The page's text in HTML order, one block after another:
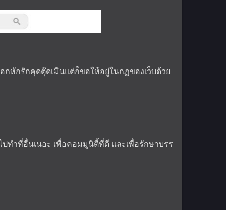
กหักรักคุดตุ๊ดเมินแต่ก็ขอให้อยู่ในกฏของเว็บด้วย
ำที่อื่นเนอะ เพื่อคอมมูนิตี้ที่ดี และเพื่อรักษาบรร